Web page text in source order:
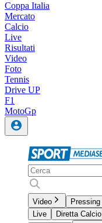
Coppa Italia
Mercato
Calcio
Live
Risultati
Video
Foto
Tennis
Drive UP
F1
MotoGp
Video Pressing
Live
Diretta Calcio